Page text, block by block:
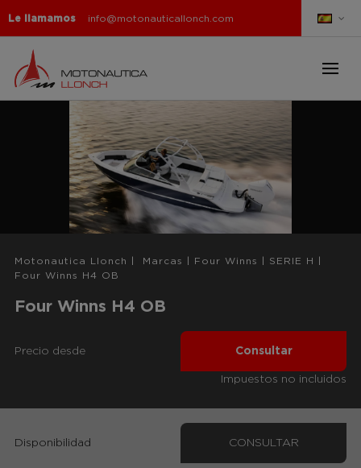
Le llamamos info@motonauticallonch.com
Motonautica Llonch Marcas Four Winns SERIE H
Four Winns H4 OB
Four Winns H4 OB
Precio desde Consultar
Impuestos no incluidos
Disponibilidad CONSULTAR